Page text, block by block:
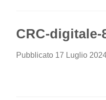
CRC-digitale-
Pubblicato 17 Luglio